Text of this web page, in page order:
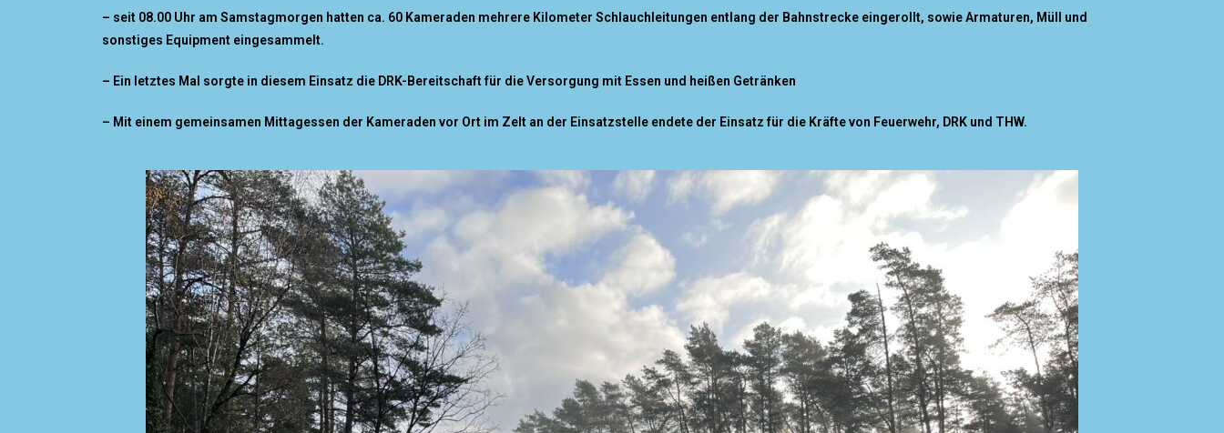
– seit 08.00 Uhr am Samstagmorgen hatten ca. 60 Kameraden mehrere Kilometer Schlauchleitungen entlang der Bahnstrecke eingerollt, sowie Armaturen, Müll und
sonstiges Equipment eingesammelt.
– Ein letztes Mal sorgte in diesem Einsatz die DRK-Bereitschaft für die Versorgung mit Essen und heißen Getränken
– Mit einem gemeinsamen Mittagessen der Kameraden vor Ort im Zelt an der Einsatzstelle endete der Einsatz für die Kräfte von Feuerwehr, DRK und THW.